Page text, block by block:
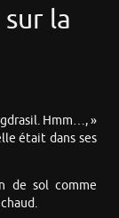
la
Hmm…, »
était dans ses
de sol comme